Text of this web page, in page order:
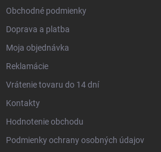
Obchodné podmienky
Doprava a platba
Moja objednávka
Reklamácie
Vrátenie tovaru do 14 dní
Kontakty
Hodnotenie obchodu
Podmienky ochrany osobných údajov